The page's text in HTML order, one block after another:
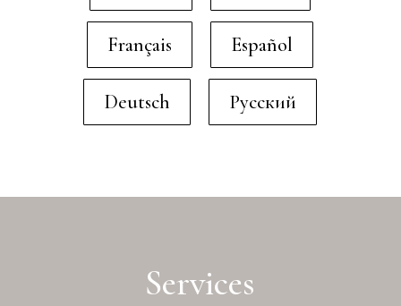
Français Español
Deutsch Русский
Services